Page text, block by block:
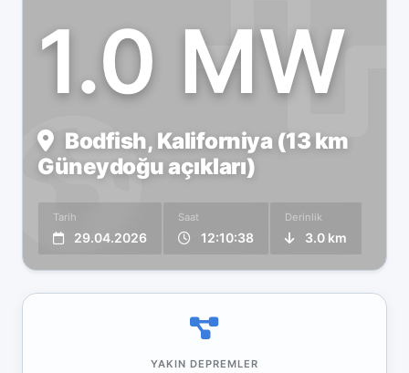
1.0 MW
Bodfish, Kaliforniya (13 km
Güneydoğu açıkları)
Tarih
29.04.2026
Saat
12:10:38
Derinlik
3.0 km
YAKIN DEPREMLER